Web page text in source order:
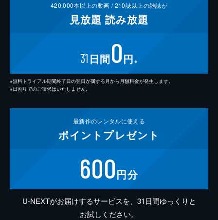
420,000本以上の動画 /210誌以上の雑誌が
見放題 読み放題
31 日間0円 ※
※無料トライアル期間終了日の翌日が属する月から月額料金が発生します。
※日割りでのご請求はいたしません。
最新作のレンタルに使える
ポイント プレゼント
600円分
U-NEXTがお届けするサービスを、31日間ゆっくりと
お試しください。